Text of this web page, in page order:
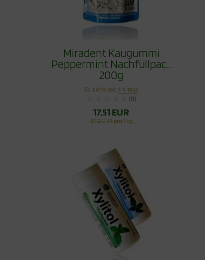
Miradent Kaugummi
Peppermint Nachfüllpack
200g
Lieferzeit:1-4 Tage
(0)
17,51 EUR
87,53 EUR pro 1 kg